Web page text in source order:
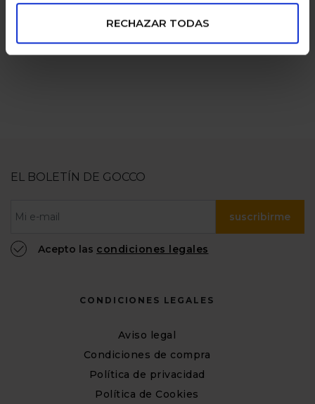
RECHAZAR TODAS
pagos seguros
familias
numerosas
EL BOLETÍN DE GOCCO
suscribirme
Acepto las condiciones legales
CONDICIONES LEGALES
Aviso legal
Condiciones de compra
Política de privacidad
Política de Cookies